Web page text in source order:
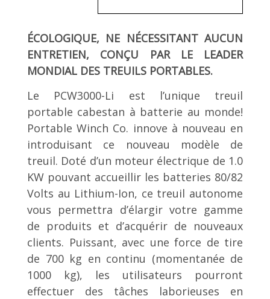
ÉCOLOGIQUE, NE NÉCESSITANT AUCUN
ENTRETIEN, CONÇU PAR LE LEADER
MONDIAL DES TREUILS PORTABLES.
Le PCW3000-Li est l’unique treuil
portable cabestan à batterie au monde!
Portable Winch Co. innove à nouveau en
introduisant ce nouveau modèle de
treuil. Doté d’un moteur électrique de 1.0
KW pouvant accueillir les batteries 80/82
Volts au Lithium-Ion, ce treuil autonome
vous permettra d’élargir votre gamme
de produits et d’acquérir de nouveaux
clients. Puissant, avec une force de tire
de 700 kg en continu (momentanée de
1000 kg), les utilisateurs pourront
effectuer des tâches laborieuses en